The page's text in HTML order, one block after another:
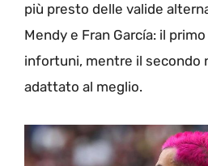
più presto delle valide
Mendy e Fran García: il
infortuni, mentre il secondo
adattato al meglio.